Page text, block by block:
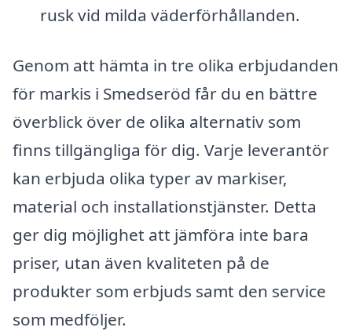
rusk vid milda väderförhållanden.
Genom att hämta in tre olika erbjudanden
för markis i Smedseröd får du en bättre
överblick över de olika alternativ som
finns tillgängliga för dig. Varje leverantör
kan erbjuda olika typer av markiser,
material och installationstjänster. Detta
ger dig möjlighet att jämföra inte bara
priser, utan även kvaliteten på de
produkter som erbjuds samt den service
som medföljer.